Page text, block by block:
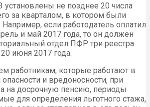
не позд­нее 20 числа
за квар­та­лом, в ко­то­ром были
если ра­бо­то­да­тель оплатил
и май 2017 года, то он должен
отдел ПФР три реестра
июня 2017 года.
работникам, которые работают в
и вредоносности, при
на досрочную пенсию, периоды
для определения льготного стажа,